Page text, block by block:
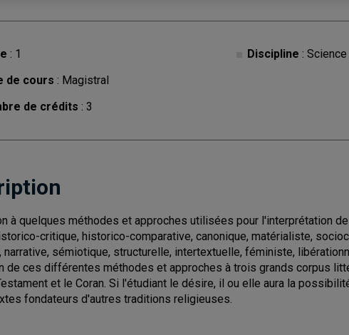
: 1
de cours : Magistral
de crédits : 3
Discipline :
à quelques méthodes et approches utilisées pour l'interprétation
critique, historico-comparative, canonique, matérialiste,
narrative, sémiotique, structurelle, intertextuelle, féministe,
de ces différentes méthodes et approches à trois grands corpus
et le Coran. Si l'étudiant le désire, il ou elle aura la
fondateurs d'autres traditions religieuses.